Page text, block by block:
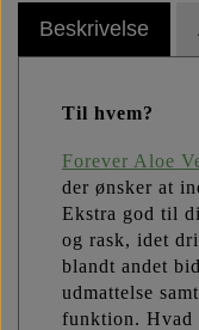
Beskrivelse
Til hvem?
Forever Aloe
der ønsker at
Ekstra god til
og rask, idet
blandt andet
udmattelse
funktion. Hvad